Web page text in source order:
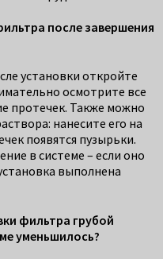
после завершения
установки откройте
осмотрите все
протечек. Также можно
нанесите его на
появятся пузырьки.
в системе – если оно
выполнена
фильтра грубой
уменьшилось?